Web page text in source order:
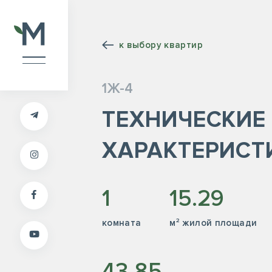
к выбору квартир
1Ж-4
ТЕХНИЧЕСКИЕ
1
комната
15.29
м² жилой площади